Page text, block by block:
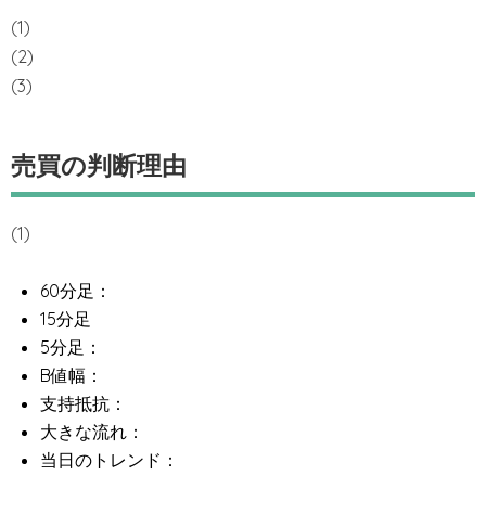
(1)
(2)
(3)
売買の判断理由
(1)
60分足：
15分足
5分足：
B値幅：
支持抵抗：
大きな流れ：
当日のトレンド：